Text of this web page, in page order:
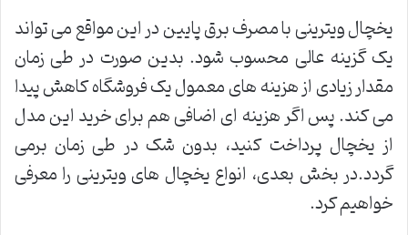
یخچال ویترینی با مصرف برق پایین در این مواقع می تواند
یک گزینه عالی محسوب شود. بدین صورت در طی زمان
مقدار زیادی از هزینه های معمول یک فروشگاه کاهش پیدا
می کند. پس اگر هزینه ای اضافی هم برای خرید این مدل
از یخچال پرداخت کنید، بدون شک در طی زمان برمی
گردد.در بخش بعدی، انواع یخچال های ویترینی را معرفی
خواهیم کرد.